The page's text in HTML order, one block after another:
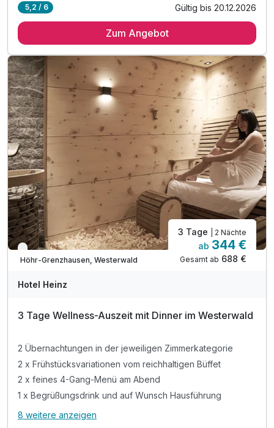
2 x reichhaltiges Genießer-Frühstücksbuffet
2 x Dinnerbuffet oder 4-Gang-Auswahl-Menü**
2 x Tischgetränk zum Abendessen***
inkl. Nutzung "Wäller-Wohlfühl- & Fitness(t)raum"
inkl. Parkplatz in unmittelbarer Hotelnähe
WLAN kostenfrei in allen Zimmern/gesamten Hotel
** nach Wahl des Küchenchefs
*** 0,2 l Softdrink/Bier oder 0,1 l Ausschankwein
5,2 / 6 Gültig bis 20.12.2026
Zum Angebot
Verfügbar bis Dezember
Höhr-Grenzhausen, Westerwald
3 Tage | 2 Nächte
ab 344 €
Gesamt ab 688 €
Hotel Heinz
3 Tage Wellness-Auszeit mit Dinner im Westerwald
2 Übernachtungen in der jeweiligen Zimmerkategorie
2 x Frühstücksvariationen vom reichhaltigen Büffet
2 x feines 4-Gang-Menü am Abend
1 x Begrüßungsdrink und auf Wunsch Hausführung
Alle Inklusivleistungen
8 weitere anzeigen